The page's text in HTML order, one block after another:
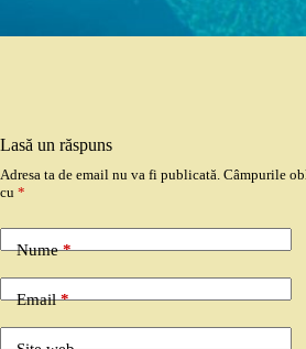
Lasă un răspuns
Adresa ta de email nu va fi publicată. Câmpurile
cu *
Nume*
Email*